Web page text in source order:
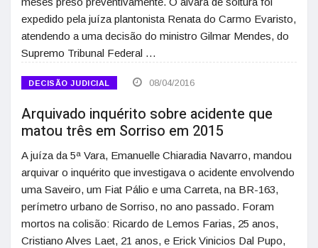
expedido pela juíza plantonista Renata do Carmo Evaristo,
atendendo a uma decisão do ministro Gilmar Mendes, do
Supremo Tribunal Federal …
DECISÃO JUDICIAL 08/04/2016
Arquivado inquérito sobre acidente que
matou três em Sorriso em 2015
A juíza da 5ª Vara, Emanuelle Chiaradia Navarro, mandou
arquivar o inquérito que investigava o acidente envolvendo
uma Saveiro, um Fiat Pálio e uma Carreta, na BR-163,
perímetro urbano de Sorriso, no ano passado. Foram
mortos na colisão: Ricardo de Lemos Farias, 25 anos,
Cristiano Alves Laet, 21 anos, e Erick Vinicios Dal Pupo,